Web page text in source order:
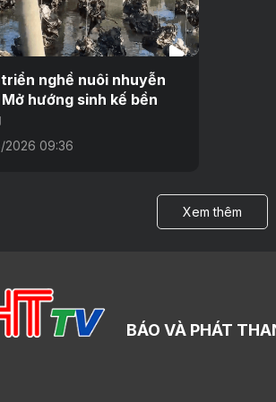
nghề nuôi nhuyễn
hướng sinh kế bền
09:36
Xem thêm
BÁO VÀ PHÁT